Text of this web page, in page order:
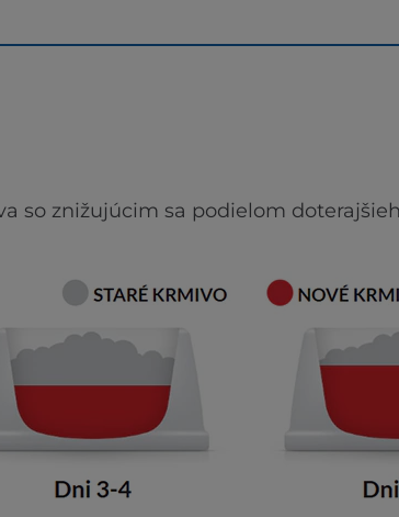
so znižujúcim sa podielom